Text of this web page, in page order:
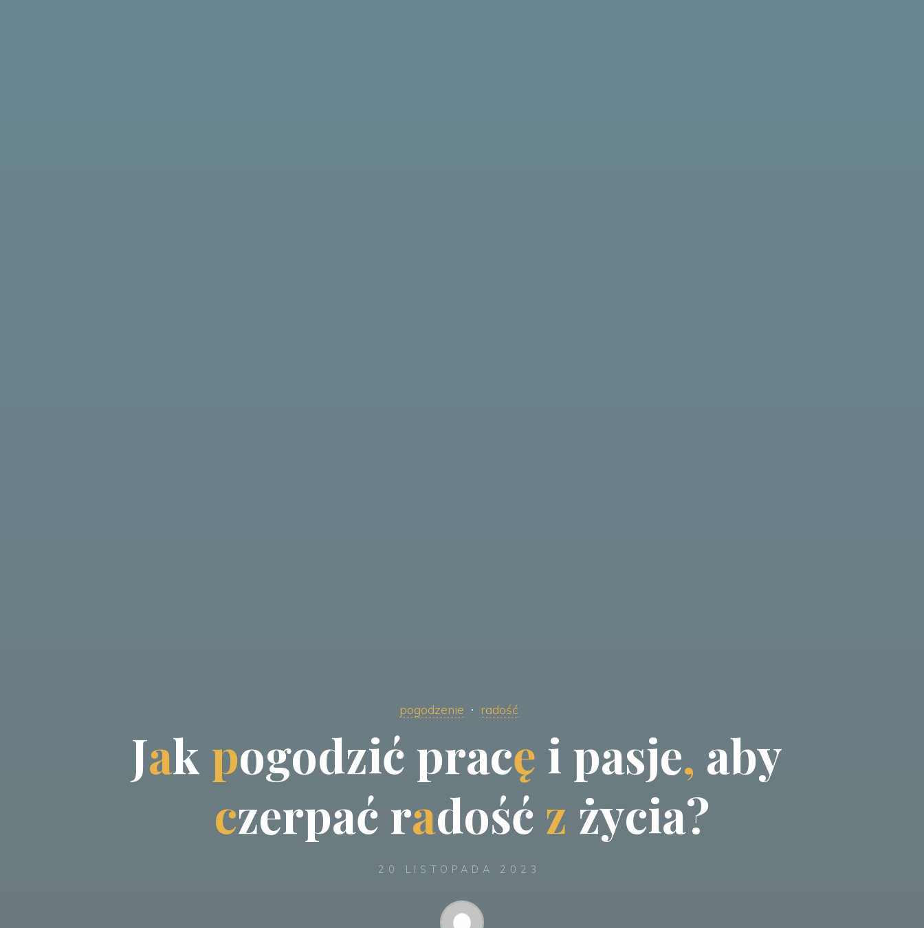
pogodzenie radość
Jak pogodzić pracę i pasje, aby
czerpać radość z życia?
20 LISTOPADA 2023